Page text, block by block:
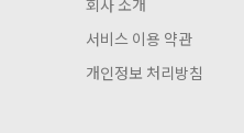
회사 소개
서비스 이용 약관
개인정보 처리방침